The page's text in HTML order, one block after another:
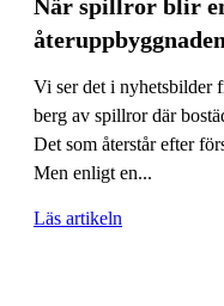
När spillror blir
återuppbyggnaden
Vi ser det i nyhetsbilder
berg av spillror där
Det som återstår efter
Men enligt en...
Läs artikeln